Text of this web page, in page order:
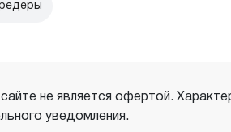
не является офертой.
уведомления.